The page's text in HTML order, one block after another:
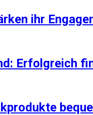
ihr
Erfolgreich